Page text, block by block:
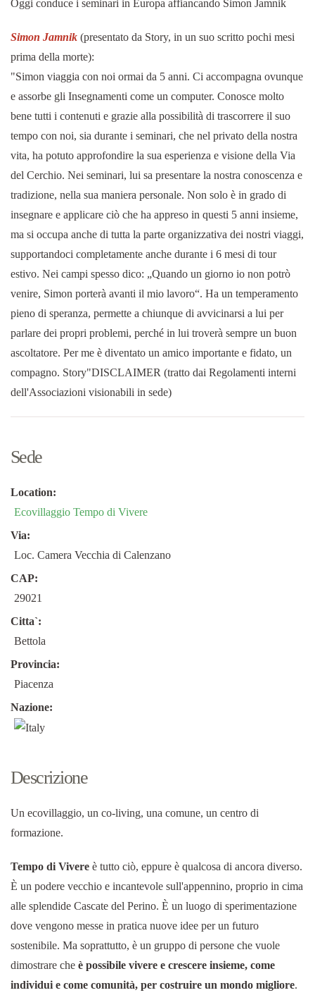
Oggi conduce i seminari in Europa affiancando Simon Jamnik
Simon Jamnik (presentato da Story, in un suo scritto pochi mesi
prima della morte):
"Simon viaggia con noi ormai da 5 anni. Ci accompagna ovunque
e assorbe gli Insegnamenti come un computer. Conosce molto
bene tutti i contenuti e grazie alla possibilità di trascorrere il suo
tempo con noi, sia durante i seminari, che nel privato della nostra
vita, ha potuto approfondire la sua esperienza e visione della Via
del Cerchio. Nei seminari, lui sa presentare la nostra conoscenza e
tradizione, nella sua maniera personale. Non solo è in grado di
insegnare e applicare ciò che ha appreso in questi 5 anni insieme,
ma si occupa anche di tutta la parte organizzativa dei nostri viaggi,
supportandoci completamente anche durante i 6 mesi di tour
estivo. Nei campi spesso dico: „Quando un giorno io non potrò
venire, Simon porterà avanti il mio lavoro“. Ha un temperamento
pieno di speranza, permette a chiunque di avvicinarsi a lui per
parlare dei propri problemi, perché in lui troverà sempre un buon
ascoltatore. Per me è diventato un amico importante e fidato, un
compagno. Story"DISCLAIMER (tratto dai Regolamenti interni
dell'Associazioni visionabili in sede)
Sede
Location:
Ecovillaggio Tempo di Vivere
Via:
Loc. Camera Vecchia di Calenzano
CAP:
29021
Citta`:
Bettola
Provincia:
Piacenza
Nazione:
Descrizione
Un ecovillaggio, un co-living, una comune, un centro di
formazione.
Tempo di Vivere è tutto ciò, eppure è qualcosa di ancora diverso.
È un podere vecchio e incantevole sull'appennino, proprio in cima
alle splendide Cascate del Perino. È un luogo di sperimentazione
dove vengono messe in pratica nuove idee per un futuro
sostenibile. Ma soprattutto, è un gruppo di persone che vuole
dimostrare che è possibile vivere e crescere insieme, come
individui e come comunità, per costruire un mondo migliore.